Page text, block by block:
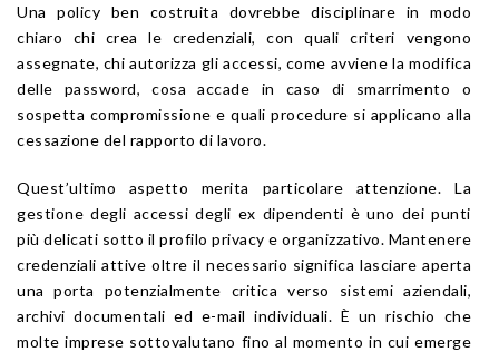
Una policy ben costruita dovrebbe disciplinare in modo
chiaro chi crea le credenziali, con quali criteri vengono
assegnate, chi autorizza gli accessi, come avviene la modifica
delle password, cosa accade in caso di smarrimento o
sospetta compromissione e quali procedure si applicano alla
cessazione del rapporto di lavoro.
Quest’ultimo aspetto merita particolare attenzione. La
gestione degli accessi degli ex dipendenti è uno dei punti
più delicati sotto il profilo privacy e organizzativo. Mantenere
credenziali attive oltre il necessario significa lasciare aperta
una porta potenzialmente critica verso sistemi aziendali,
archivi documentali ed e-mail individuali. È un rischio che
molte imprese sottovalutano fino al momento in cui emerge